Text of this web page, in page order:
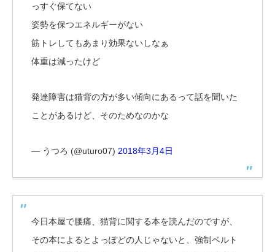
っすぐ保てない
姿勢を保つエネルギーがない
筋トレしてもあまり効果ないしなぁ
体重は減ったけど
発達障害は猫背の方が多い傾向にあるって話を聞いた
ことがあるけど、そのためなのかな
— うつろ (@uturo07) 2018年3月4日
今日本屋で腰痛、猫背に関する本を読んだのですが、
その本によるとよっぽどの人じゃないと、強制ベルト